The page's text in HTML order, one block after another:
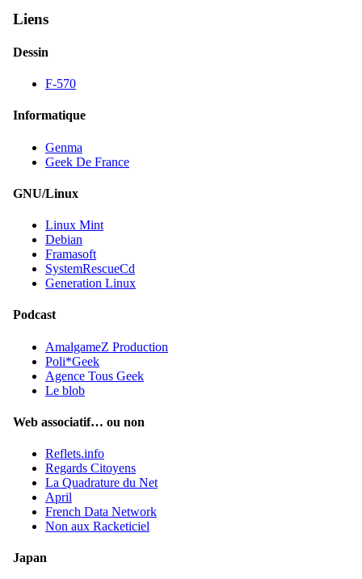
Liens
Dessin
F-570
Informatique
Genma
Geek De France
GNU/Linux
Linux Mint
Debian
Framasoft
SystemRescueCd
Generation Linux
Podcast
AmalgameZ Production
Poli*Geek
Agence Tous Geek
Le blob
Web associatif… ou non
Reflets.info
Regards Citoyens
La Quadrature du Net
April
French Data Network
Non aux Racketiciel
Japan